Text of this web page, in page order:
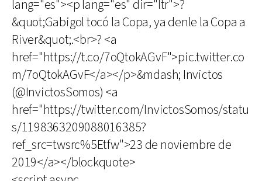
lang="es"><p lang="es" dir="ltr">?
&quot;Gabigol tocó la Copa, ya denle la Copa a
River&quot;.<br>? <a
href="https://t.co/7oQtokAGvF">pic.twitter.co
m/7oQtokAGvF</a></p>&mdash; Invictos
(@InvictosSomos) <a
href="https://twitter.com/InvictosSomos/statu
s/1198363209088016385?
ref_src=twsrc%5Etfw">23 de noviembre de
2019</a></blockquote>